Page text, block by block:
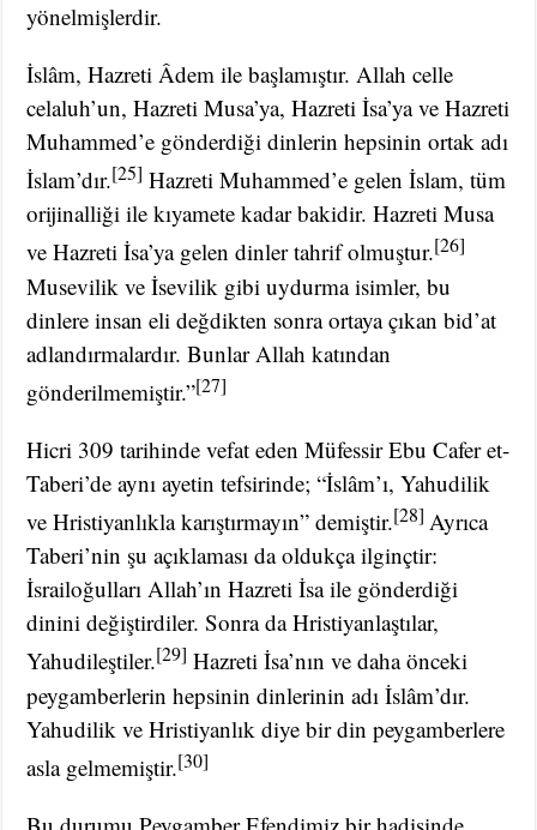
yönelmişlerdir.
İslâm, Hazreti Âdem ile başlamıştır. Allah celle
celaluh’un, Hazreti Musa’ya, Hazreti İsa’ya ve Hazreti
Muhammed’e gönderdiği dinlerin hepsinin ortak adı
İslam’dır.[25] Hazreti Muhammed’e gelen İslam, tüm
orijinalliği ile kıyamete kadar bakidir. Hazreti Musa
ve Hazreti İsa’ya gelen dinler tahrif olmuştur.[26]
Musevilik ve İsevilik gibi uydurma isimler, bu
dinlere insan eli değdikten sonra ortaya çıkan bid’at
adlandırmalardır. Bunlar Allah katından
gönderilmemiştir.”[27]
Hicri 309 tarihinde vefat eden Müfessir Ebu Cafer et-
Taberi’de aynı ayetin tefsirinde; “İslâm’ı, Yahudilik
ve Hristiyanlıkla karıştırmayın” demiştir.[28] Ayrıca
Taberi’nin şu açıklaması da oldukça ilginçtir:
İsrailoğulları Allah’ın Hazreti İsa ile gönderdiği
dinini değiştirdiler. Sonra da Hristiyanlaştılar,
Yahudileştiler.[29] Hazreti İsa’nın ve daha önceki
peygamberlerin hepsinin dinlerinin adı İslâm’dır.
Yahudilik ve Hristiyanlık diye bir din peygamberlere
asla gelmemiştir.[30]